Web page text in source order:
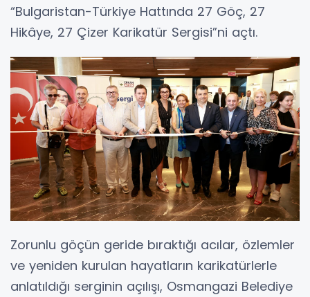
“Bulgaristan-Türkiye Hattında 27 Göç, 27
Hikâye, 27 Çizer Karikatür Sergisi”ni açtı.
Zorunlu göçün geride bıraktığı acılar, özlemler
ve yeniden kurulan hayatların karikatürlerle
anlatıldığı serginin açılışı, Osmangazi Belediye